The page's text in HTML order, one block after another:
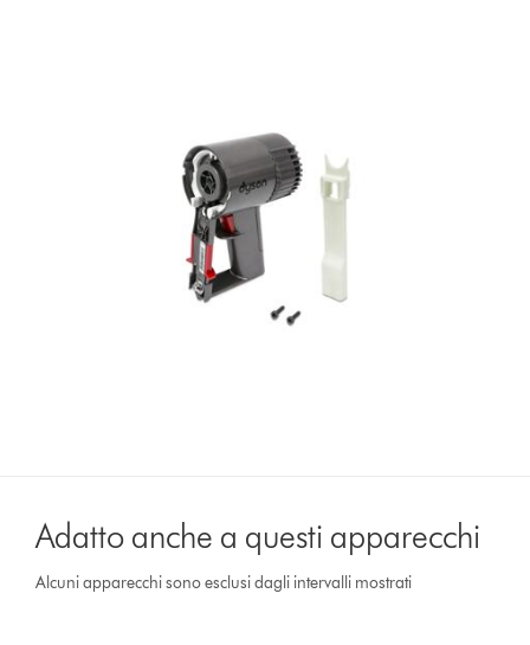
Adatto anche a questi apparecchi
Alcuni apparecchi sono esclusi dagli intervalli mostrati